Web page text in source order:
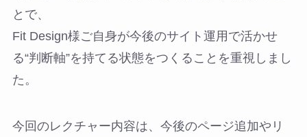
とで、
Fit Design様ご自身が今後のサイト運用で活かせ
る“判断軸”を持てる状態をつくることを重視しまし
た。
今回のレクチャー内容は、今後のページ追加やリ